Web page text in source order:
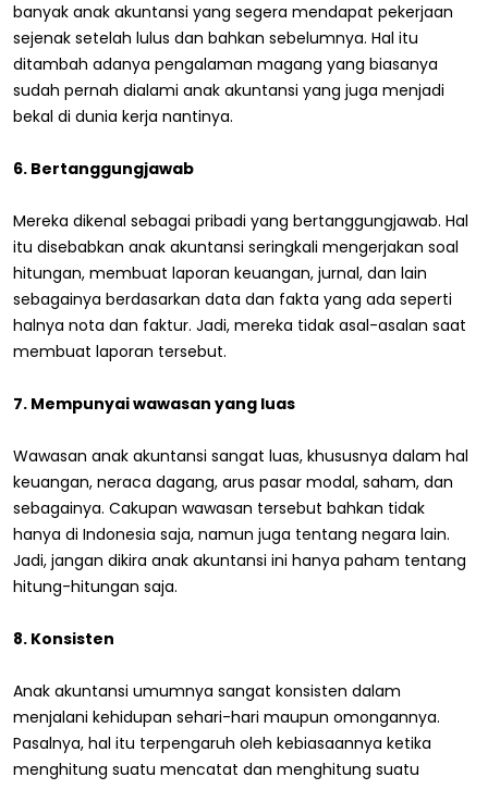
banyak anak akuntansi yang segera mendapat pekerjaan
sejenak setelah lulus dan bahkan sebelumnya. Hal itu
ditambah adanya pengalaman magang yang biasanya
sudah pernah dialami anak akuntansi yang juga menjadi
bekal di dunia kerja nantinya.
6. Bertanggungjawab
Mereka dikenal sebagai pribadi yang bertanggungjawab. Hal
itu disebabkan anak akuntansi seringkali mengerjakan soal
hitungan, membuat laporan keuangan, jurnal, dan lain
sebagainya berdasarkan data dan fakta yang ada seperti
halnya nota dan faktur. Jadi, mereka tidak asal-asalan saat
membuat laporan tersebut.
7. Mempunyai wawasan yang luas
Wawasan anak akuntansi sangat luas, khususnya dalam hal
keuangan, neraca dagang, arus pasar modal, saham, dan
sebagainya. Cakupan wawasan tersebut bahkan tidak
hanya di Indonesia saja, namun juga tentang negara lain.
Jadi, jangan dikira anak akuntansi ini hanya paham tentang
hitung-hitungan saja.
8. Konsisten
Anak akuntansi umumnya sangat konsisten dalam
menjalani kehidupan sehari-hari maupun omongannya.
Pasalnya, hal itu terpengaruh oleh kebiasaannya ketika
menghitung suatu mencatat dan menghitung suatu